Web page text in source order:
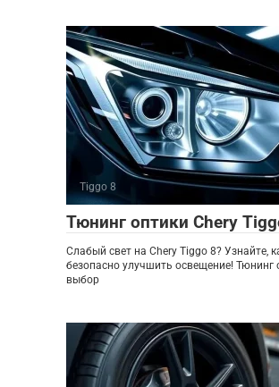
Tiggo 8
Тюнинг оптики Chery
Слабый свет на Chery Tiggo 8? Узнайте,
безопасно улучшить освещение! Тюнинг
выбор